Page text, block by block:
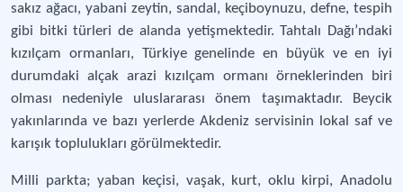
sakız ağacı, yabani zeytin, sandal, keçiboynuzu, defne, tespih
gibi bitki türleri de alanda yetişmektedir. Tahtalı Dağı’ndaki
kızılçam ormanları, Türkiye genelinde en büyük ve en iyi
durumdaki alçak arazi kızılçam ormanı örneklerinden biri
olması nedeniyle uluslararası önem taşımaktadır. Beycik
yakınlarında ve bazı yerlerde Akdeniz servisinin lokal saf ve
karışık toplulukları görülmektedir.
Milli parkta; yaban keçisi, vaşak, kurt, oklu kirpi, Anadolu